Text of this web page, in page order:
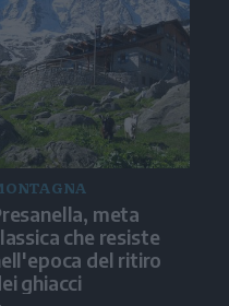
meta
che resiste
del ritiro
ghiacci